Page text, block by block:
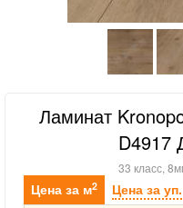
Ламинат
D4917
33 класс,
Цена за м2 Цена за уп.